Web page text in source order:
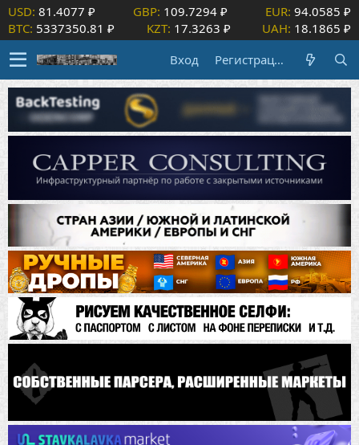
USD: 81.4077 ₽ GBP: 109.7294 ₽ EUR: 94.0585 ₽
BTC: 5337350.81 ₽ KZT: 17.3263 ₽ UAH: 18.1865 ₽
Вход
Регистрация